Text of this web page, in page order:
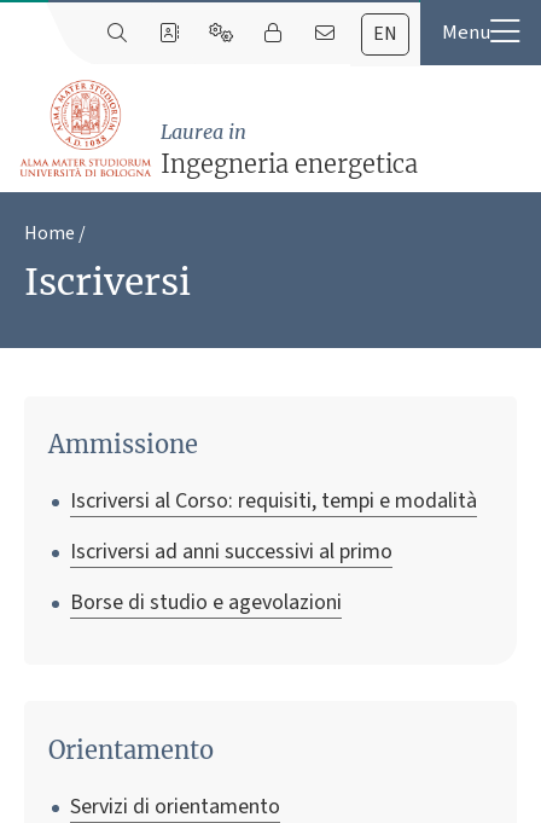
EN
Laurea in
Ingegneria energetica
Home
Iscriversi
Ammissione
Iscriversi al Corso: requisiti, tempi e modalità
Iscriversi ad anni successivi al primo
Borse di studio e agevolazioni
Orientamento
Servizi di orientamento